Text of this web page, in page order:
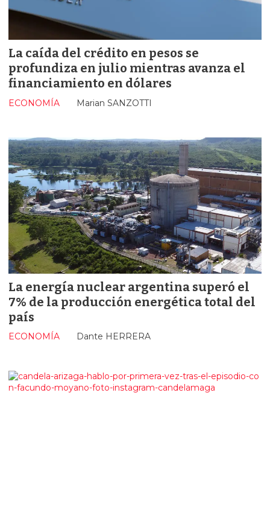
La caída del crédito en pesos se
profundiza en julio mientras avanza el
financiamiento en dólares
Marian SANZOTTI
ECONOMÍA
La energía nuclear argentina superó el
7% de la producción energética total del
país
Dante HERRERA
ECONOMÍA